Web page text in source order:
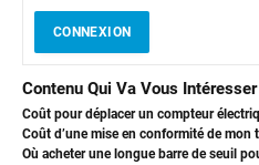
CONNEXION
Contenu Qui Va Vous Intéresser
Coût pour déplacer un compteur
Coût d’une mise en conformité de mon
Où acheter une longue barre de seuil